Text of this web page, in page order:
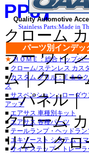
Quality Automotive
Stainless Parts:Made in
パーツ別インデッ
★ ＨＯＭＥ：総合トップペ
■ クローム/ステンレス カス
■カスタム グリル：Ｅ＆Ｇ
ス
■ サスペンション：ローダウ
アップ
■ エアサス 車種別キット
■エアサス 各種パーツ
■ テールランプ・ヘッドラン
■ エキゾースト システム（マ
■ サイドステップ・トレーラ
PP8】
クローム
ラー ウィ
ム｜クロ
ーパネル｜
クローム
リム｜ク